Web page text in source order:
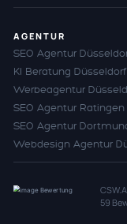
AGENTUR
SEO Agentur
KI Beratung Düsseldorf
Werbeagentur
SEO Agentur Ratingen
SEO Agentur
Webdesign Agentur
59